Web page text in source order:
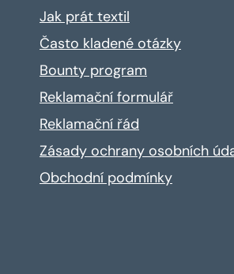
Jak prát textil
Často kladené otázky
Bounty program
Reklamační formulář
Reklamační řád
Zásady ochrany osobních
Obchodní podmínky